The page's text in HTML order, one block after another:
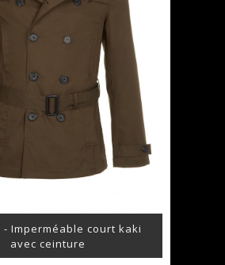
- Imperméable court kaki
avec ceinture